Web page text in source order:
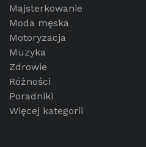
Majsterkowanie
Moda męska
Motoryzacja
Muzyka
Zdrowie
Różności
Poradniki
Więcej kategorii